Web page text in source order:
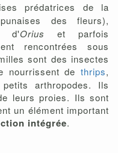
prédatrices de la
des fleurs),
d'Orius et parfois
rencontrées sous
sont des insectes
nourrissent dethrips,
arthropodes. Ils
leurs proies. Ils sont
un élément important
intégrée.